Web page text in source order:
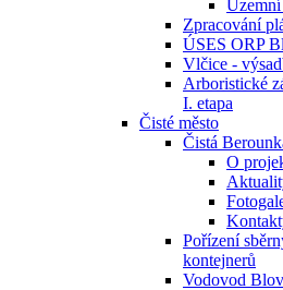
Zpracování
ÚSES ORP
Vlčice -
Arboristické
I. etapa
Čisté město
Čistá
O
Pořízení
kontejnerů
Vodovod